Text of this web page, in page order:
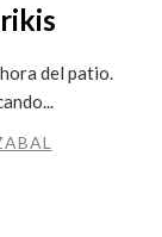
del patio.